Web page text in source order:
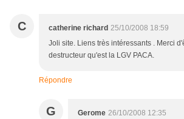
C catherine richard 25/10/2008 18:59
Joli site. Liens très intéressants . Merci
destructeur qu'est la LGV PACA.
Répondre
G Gerome 26/10/2008 12:35